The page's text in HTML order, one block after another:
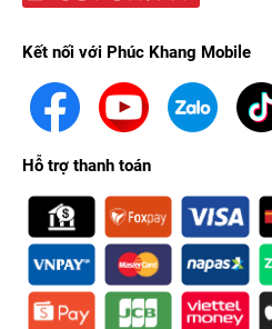
Kết nối với Phúc Khang Mobile
Hỗ trợ thanh toán